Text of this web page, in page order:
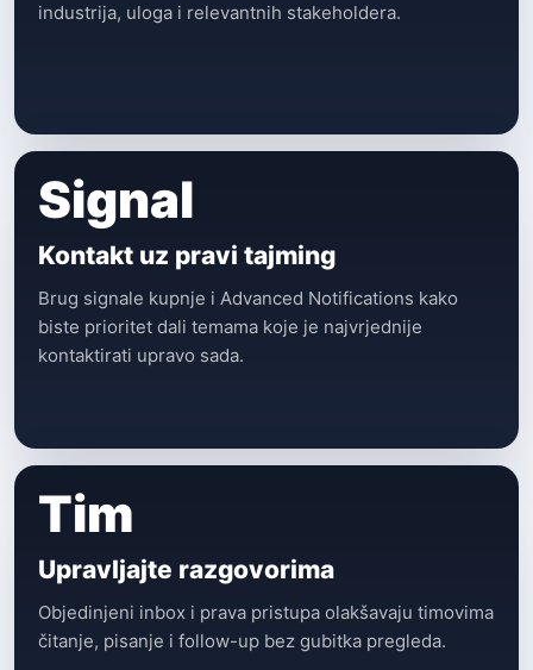
industrija, uloga i relevantnih stakeholdera.
Signal
Kontakt uz pravi tajming
Brug signale kupnje i Advanced Notifications kako
biste prioritet dali temama koje je najvrjednije
kontaktirati upravo sada.
Tim
Upravljajte razgovorima
Objedinjeni inbox i prava pristupa olakšavaju timovima
čitanje, pisanje i follow-up bez gubitka pregleda.